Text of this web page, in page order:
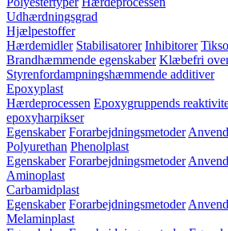
Udhærdningsgrad
Hjælpestoffer
Hærdemidler Stabilisatorer Inhibitorer
Brandhæmmende egenskaber Klæbefri
Styrenfordampningshæmmende additiver
Epoxyplast
Hærdeprocessen Epoxygruppends
epoxyharpikser
Egenskaber Forarbejdningsmetoder
Polyurethan Phenolplast
Egenskaber Forarbejdningsmetoder
Aminoplast
Carbamidplast
Egenskaber Forarbejdningsmetoder
Melaminplast